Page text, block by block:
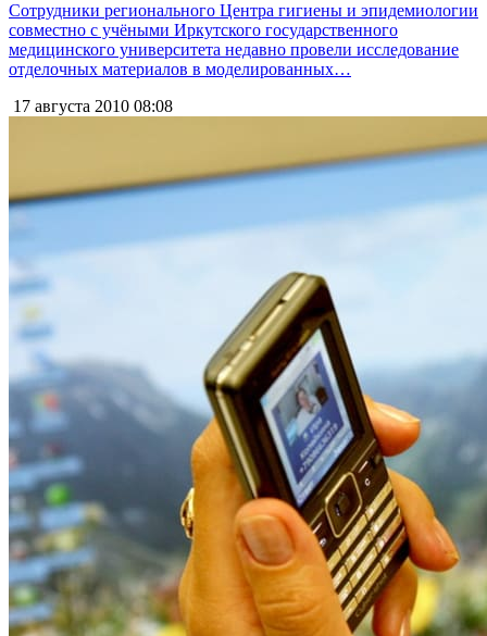
Сотрудники регионального Центра гигиены и эпидемиологии
совместно с учёными Иркутского государственного
медицинского университета недавно провели исследование
отделочных материалов в моделированных…
17 августа 2010 08:08